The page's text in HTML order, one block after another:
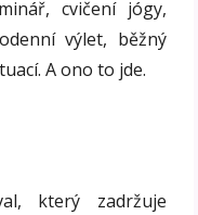
cvičení jógy,
výlet, běžný
A ono to jde.
který zadržuje